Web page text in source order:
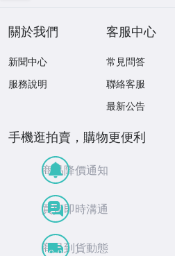
關於我們
新聞中心
服務說明
客服中心
常見問答
聯絡客服
最新公告
手機逛拍賣，購物更便利
商品降價通知
買賣即時溝通
商品到貨動態